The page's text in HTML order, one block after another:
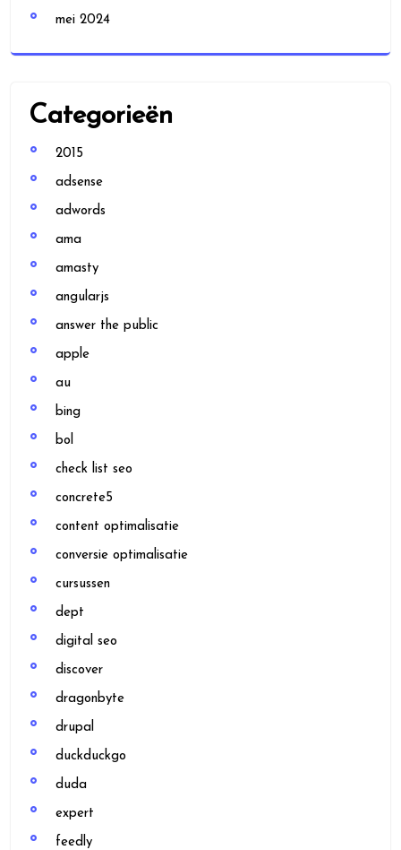
mei 2024
Categorieën
2015
adsense
adwords
ama
amasty
angularjs
answer the public
apple
au
bing
bol
check list seo
concrete5
content optimalisatie
conversie optimalisatie
cursussen
dept
digital seo
discover
dragonbyte
drupal
duckduckgo
duda
expert
feedly